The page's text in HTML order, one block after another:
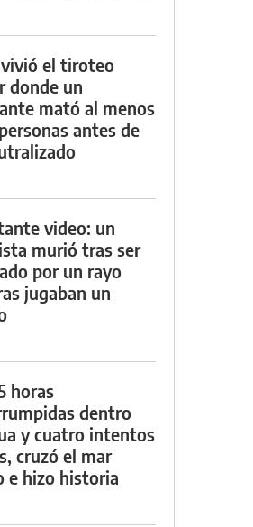
vivió el tiroteo
donde un
mató al menos
antes de
video: un
murió tras ser
por un rayo
jugaban un
horas
dentro
y cuatro intentos
cruzó el mar
e hizo historia